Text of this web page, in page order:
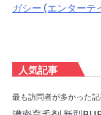
ガシー (エンター
人気記事
最も訪問者が多かった